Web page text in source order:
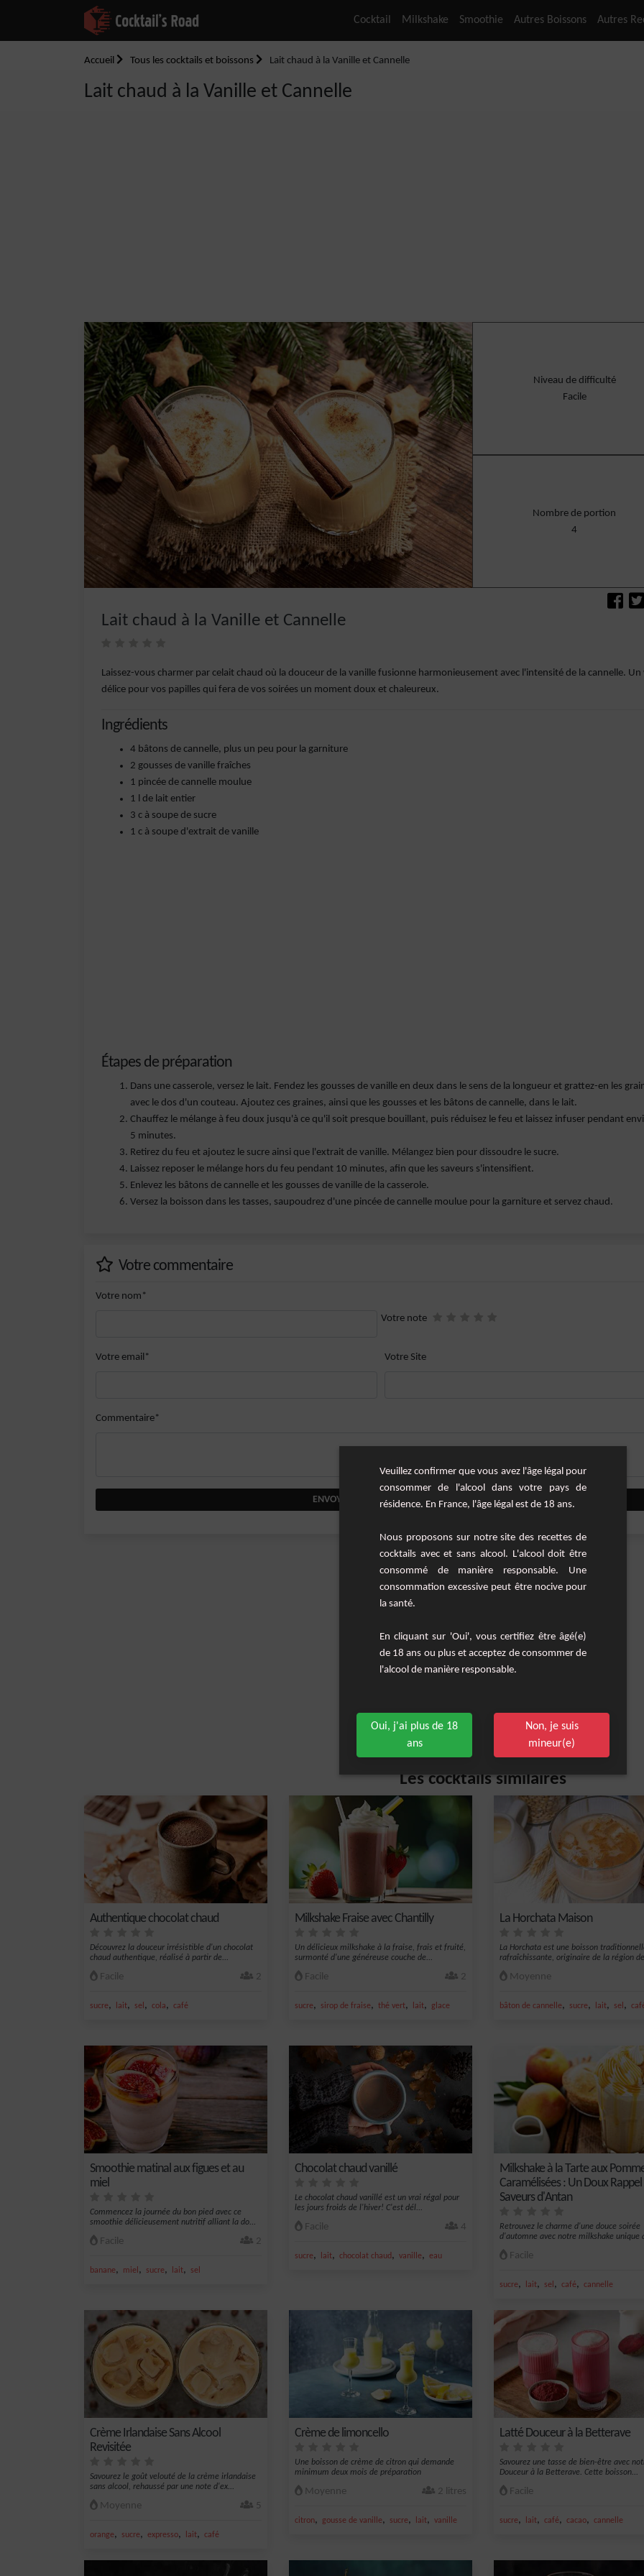
Cocktail Milkshake Smoothie Autres Boissons Autres
Accueil Tous les cocktails et boissons Lait chaud à la Vanille et Cannelle
Lait chaud à la Vanille et Cannelle
Niveau de difficulté
Facile
Nombre de portion
4
Lait chaud à la Vanille et Cannelle
Laissez-vous charmer par celait chaud où la douceur de la vanille fusionne harmonieusement avec l'intensité de la cannelle. Un
délice pour vos papilles qui fera de vos soirées un moment doux et chaleureux.
Ingrédients
4 bâtons de cannelle, plus un peu pour la garniture
2 gousses de vanille fraîches
1 pincée de cannelle moulue
1 l de lait entier
3 c à soupe de sucre
1 c à soupe d'extrait de vanille
Étapes de préparation
Dans une casserole, versez le lait. Fendez les gousses de vanille en deux dans le sens de la longueur et grattez-en les
avec le dos d'un couteau. Ajoutez ces graines, ainsi que les gousses et les bâtons de cannelle, dans le lait.
Chauffez le mélange à feu doux jusqu'à ce qu'il soit presque bouillant, puis réduisez le feu et laissez infuser pendant
5 minutes.
Retirez du feu et ajoutez le sucre ainsi que l'extrait de vanille. Mélangez bien pour dissoudre le sucre.
Laissez reposer le mélange hors du feu pendant 10 minutes, afin que les saveurs s'intensifient.
Enlevez les bâtons de cannelle et les gousses de vanille de la casserole.
Versez la boisson dans les tasses, saupoudrez d'une pincée de cannelle moulue pour la garniture et servez chaud.
Votre commentaire
Votre nom*
Votre note
Votre email* Votre Site
Commentaire*
ENVOYER VOTRE COMMENTAIRE
Les cocktails similaires
Authentique chocolat chaud
Découvrez la douceur irrésistible d'un chocolat
chaud authentique, réalisé à partir de...
Facile 2
sucre, lait, sel , cola, café
Milkshake Fraise avec Chantilly
Un délicieux milkshake à la fraise, frais et fruité,
surmonté d'une généreuse couche de...
Facile 2
sucre, sirop de fraise, thé vert, lait, glace
La Horchata Maison
La Horchata est une boisson
rafraîchissante, originaire de la région
Moyenne
bâton de cannelle, sucre, lait, sel ,
Smoothie matinal aux figues et au
miel
Commencez la journée du bon pied avec ce
smoothie délicieusement nutritif alliant la do...
Facile 2
banane, miel , sucre, lait, sel
Chocolat chaud vanillé
Le chocolat chaud vanillé est un vrai régal pour
les jours froids de l'hiver! C'est dél...
Facile 4
sucre, lait, chocolat chaud , vanille, eau
Milkshake à la Tarte aux
Caramélisées : Un Doux Rappel
Saveurs d'Antan
Retrouvez le charme d'une douce soirée
d'automne avec notre milkshake unique
Facile
sucre, lait, sel , café, cannelle
Crème Irlandaise Sans Alcool
Revisitée
Savourez le goût velouté de la crème irlandaise
sans alcool, rehaussé par une note d'ex...
Moyenne 5
orange, sucre, expresso, lait, café
Crème de limoncello
Une boisson de crème de citron qui demande
minimum deux mois de préparation
Moyenne 2 litres
citron, gousse de vanille, sucre, lait, vanille
Latté Douceur à la Betterave
Savourez une tasse de bien-être avec
Douceur à la Betterave. Cette boisson...
Facile
sucre, lait, café, cacao, cannelle
Veuillez confirmer que vous avez l'âge légal pour
consommer de l'alcool dans votre pays de
résidence. En France, l'âge légal est de 18 ans.
Nous proposons sur notre site des recettes de
cocktails avec et sans alcool. L'alcool doit être
consommé de manière responsable. Une
consommation excessive peut être nocive pour
la santé.
En cliquant sur 'Oui', vous certifiez être âgé(e)
de 18 ans ou plus et acceptez de consommer de
l'alcool de manière responsable.
Oui, j'ai plus de 18
ans
Non, je suis
mineur(e)